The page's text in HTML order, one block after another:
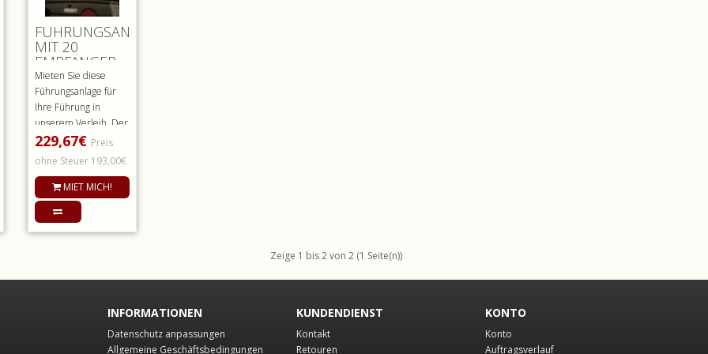
FÜHRUNGSANLAGE
MIT 20
EMPFÄNGER
Mieten Sie diese
Führungsanlage für
Ihre Führung in
unserem Verleih. Der
Führer oder Guide
kann entw..
229,67€ Preis
ohne Steuer 193,00€
MIET MICH!
Zeige 1 bis 2 von 2 (1 Seite(n))
INFORMATIONEN
Datenschutz anpassungen
Allgemeine Geschäftsbedingungen
KUNDENDIENST
Kontakt
Retouren
KONTO
Konto
Auftragsverlauf